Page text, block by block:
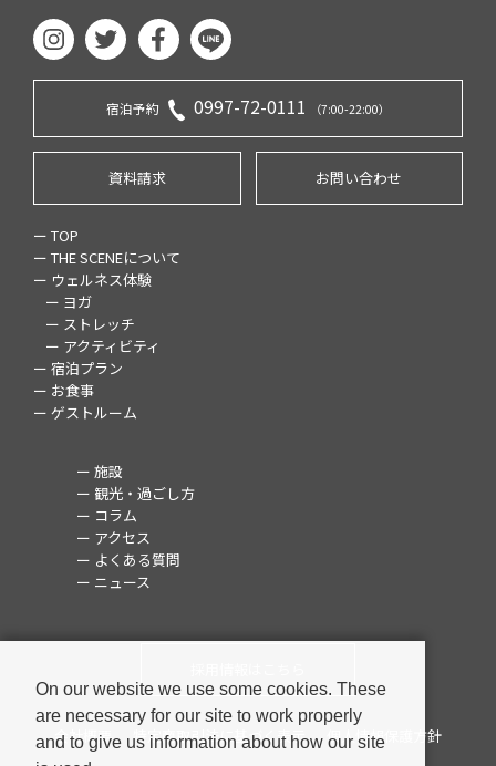
宿泊予約 0997-72-0111 （7:00-22:00）
資料請求 お問い合わせ
ー TOP
ー THE SCENEについて
ー ウェルネス体験
ー ヨガ
ー ストレッチ
ー アクティビティ
ー 宿泊プラン
ー お食事
ー ゲストルーム
ー 施設
ー 観光・過ごし方
ー コラム
ー アクセス
ー よくある質問
ー ニュース
会社概要 特定商取引法に基づく表示 個人情報保護方針
On our website we use some cookies. These
are necessary for our site to work properly
and to give us information about how our site